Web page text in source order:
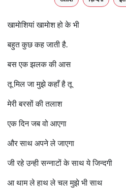
खामोशियां खामोश हो के भी
बहुत कुछ कह जाती है.
बस एक झलक की आस
तू मिल जा मुझे कहाँ है तू
मेरी बरसों की तलाश
एक दिन जब वो आएगा
और साथ अपने ले जाएगा
जी रहे उन्ही सन्नाटों के साथ ये जिन्दगी
आ थाम ले हाथ ले चल मुझे भी साथ